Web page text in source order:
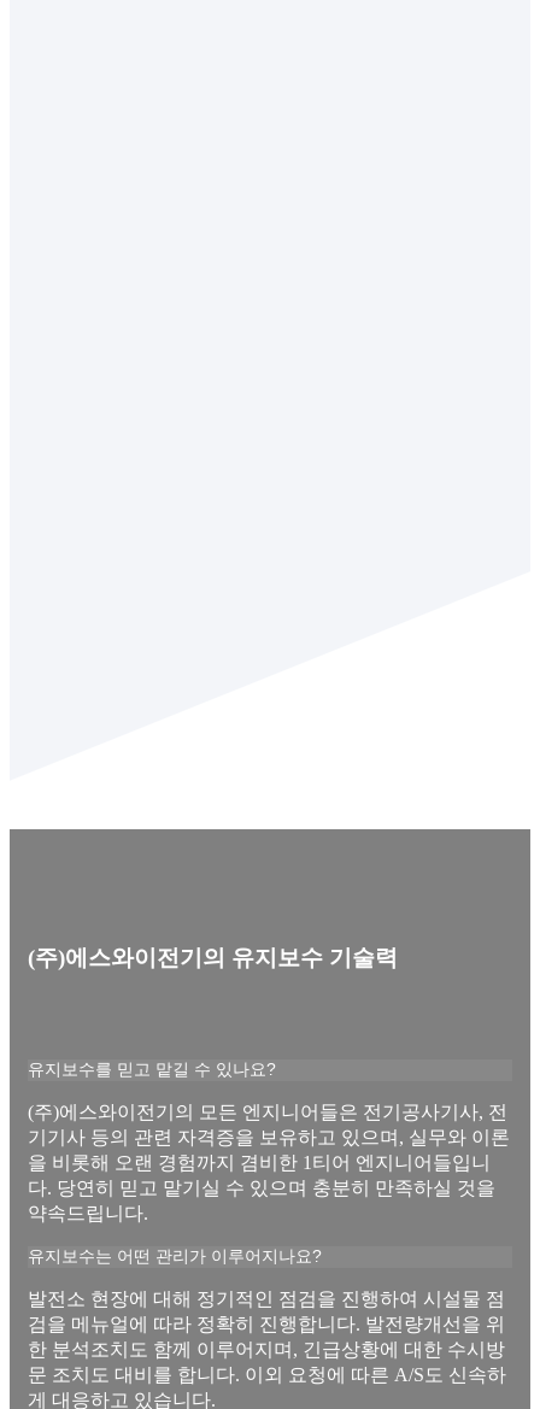
(주)에스와이전기의 유지보수 기술력
유지보수를 믿고 맡길 수 있나요?
(주)에스와이전기의 모든 엔지니어들은 전기공사기사, 전
기기사 등의 관련 자격증을 보유하고 있으며, 실무와 이론
을 비롯해 오랜 경험까지 겸비한 1티어 엔지니어들입니
다. 당연히 믿고 맡기실 수 있으며 충분히 만족하실 것을
약속드립니다.
유지보수는 어떤 관리가 이루어지나요?
발전소 현장에 대해 정기적인 점검을 진행하여 시설물 점
검을 메뉴얼에 따라 정확히 진행합니다. 발전량개선을 위
한 분석조치도 함께 이루어지며, 긴급상황에 대한 수시방
문 조치도 대비를 합니다. 이외 요청에 따른 A/S도 신속하
게 대응하고 있습니다.